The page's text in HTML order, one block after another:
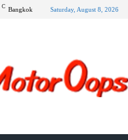
C Bangkok Saturday, August 8, 2026